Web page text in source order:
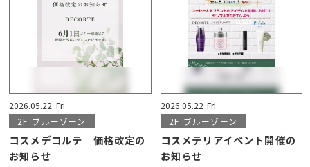
2026.05.22 Fri.
2F ブルーゾーン
コスメデコルテ 価格改定の
お知らせ
2026.05.22 Fri.
2F ブルーゾーン
コスメテリアイベント開催の
お知らせ